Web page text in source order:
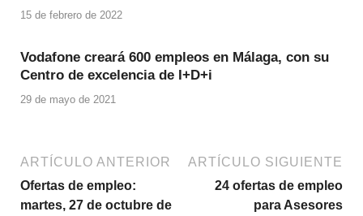
15 de febrero de 2022
Vodafone creará 600 empleos en Málaga, con su
Centro de excelencia de I+D+i
29 de mayo de 2021
ARTÍCULO ANTERIOR
Ofertas de empleo:
martes, 27 de octubre de
ARTÍCULO SIGUIENTE
24 ofertas de empleo
para Asesores